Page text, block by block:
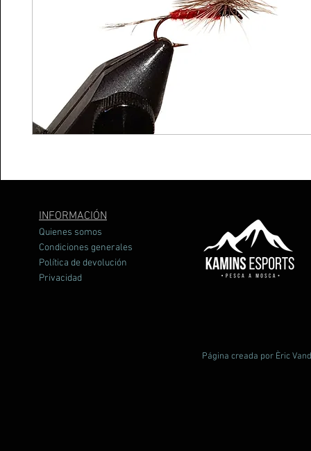
INFORMACIÓN
Quienes somos
Condiciones generales
Política de devolución
Privacidad
Página creada por Èric